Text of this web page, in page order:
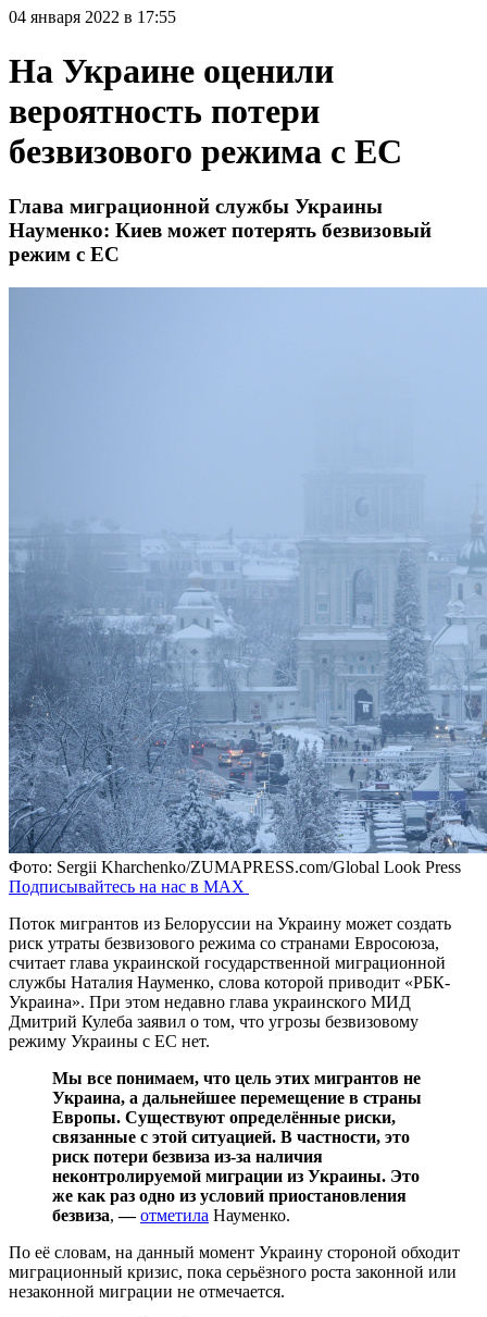
04 января 2022 в 17:55
На Украине оценили
вероятность потери
безвизового режима с ЕС
Глава миграционной службы Украины
Науменко: Киев может потерять безвизовый
режим с ЕС
Фото: Sergii Kharchenko/ZUMAPRESS.com/Global Look Press
Подписывайтесь на нас в MAX
Поток мигрантов из Белоруссии на Украину может создать
риск утраты безвизового режима со странами Евросоюза,
считает глава украинской государственной миграционной
службы Наталия Науменко, слова которой приводит «РБК-
Украина». При этом недавно глава украинского МИД
Дмитрий Кулеба заявил о том, что угрозы безвизовому
режиму Украины с ЕС нет.
Мы все понимаем, что цель этих мигрантов не
Украина, а дальнейшее перемещение в страны
Европы. Существуют определённые риски,
связанные с этой ситуацией. В частности, это
риск потери безвиза из-за наличия
неконтролируемой миграции из Украины. Это
же как раз одно из условий приостановления
безвиза, — отметила Науменко.
По её словам, на данный момент Украину стороной обходит
миграционный кризис, пока серьёзного роста законной или
незаконной миграции не отмечается.